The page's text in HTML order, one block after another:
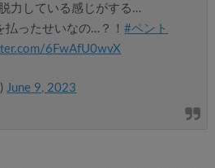
力している感じがする…
払ったせいなの…？！#ペント
6FwAfU0wvX
June 9, 2023